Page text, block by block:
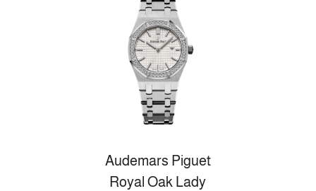
Audemars Piguet
Royal Oak Lady